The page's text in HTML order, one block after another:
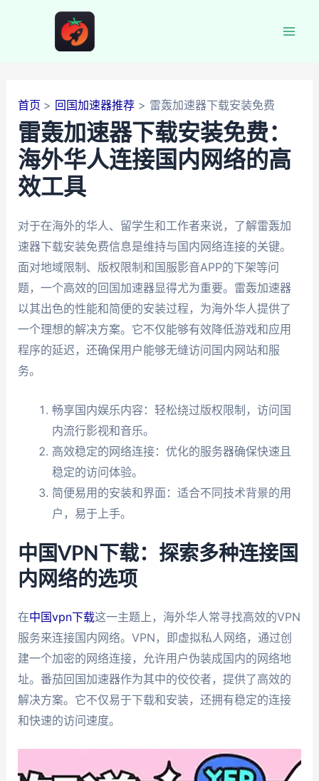
首页 回国加速器推荐 雷轰加速器下载安装免费
雷轰加速器下载安装免费：
海外华人连接国内网络的高
效工具
对于在海外的华人、留学生和工作者来说，了解雷轰加
速器下载安装免费信息是维持与国内网络连接的关键。
面对地域限制、版权限制和国服影音APP的下架等问
题，一个高效的回国加速器显得尤为重要。雷轰加速器
以其出色的性能和简便的安装过程，为海外华人提供了
一个理想的解决方案。它不仅能够有效降低游戏和应用
程序的延迟，还确保用户能够无缝访问国内网站和服
务。
畅享国内娱乐内容：轻松绕过版权限制，访问国
内流行影视和音乐。
高效稳定的网络连接：优化的服务器确保快速且
稳定的访问体验。
简便易用的安装和界面：适合不同技术背景的用
户，易于上手。
中国VPN下载：探索多种连接国
内网络的选项
在中国vpn下载这一主题上，海外华人常寻找高效的VPN
服务来连接国内网络。VPN，即虚拟私人网络，通过创
建一个加密的网络连接，允许用户伪装成国内的网络地
址。番茄回国加速器作为其中的佼佼者，提供了高效的
解决方案。它不仅易于下载和安装，还拥有稳定的连接
和快速的访问速度。